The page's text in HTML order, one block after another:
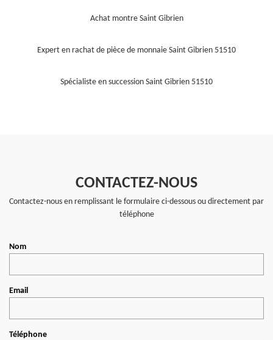
Achat montre Saint Gibrien
Expert en rachat de pièce de monnaie Saint Gibrien 51510
Spécialiste en succession Saint Gibrien 51510
CONTACTEZ-NOUS
Contactez-nous en remplissant le formulaire ci-dessous ou directement par
téléphone
Nom
Email
Téléphone